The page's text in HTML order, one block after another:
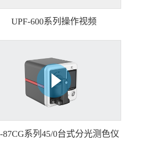
UPF-600系列操作视频
87CG系列45/0台式分光测色仪